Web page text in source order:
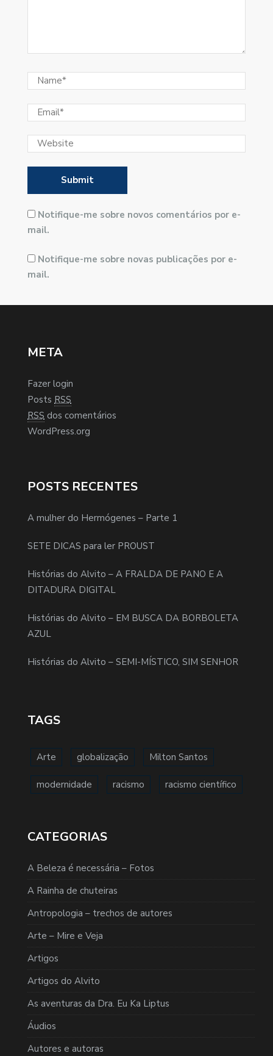
Notifique-me sobre novos comentários por e-
mail.
Notifique-me sobre novas publicações por e-
mail.
META
Fazer login
Posts RSS
RSS dos comentários
WordPress.org
POSTS RECENTES
A mulher do Hermógenes – Parte 1
SETE DICAS para ler PROUST
Histórias do Alvito – A FRALDA DE PANO E A
DITADURA DIGITAL
Histórias do Alvito – EM BUSCA DA BORBOLETA
AZUL
Histórias do Alvito – SEMI-MÍSTICO, SIM SENHOR
TAGS
Arte globalização Milton Santos
modernidade racismo racismo científico
CATEGORIAS
A Beleza é necessária – Fotos
A Rainha de chuteiras
Antropologia – trechos de autores
Arte – Mire e Veja
Artigos
Artigos do Alvito
As aventuras da Dra. Eu Ka Liptus
Áudios
Autores e autoras